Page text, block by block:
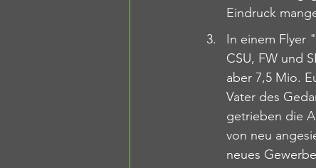
Eindruck
In einem Flyer
CSU, FW und
aber 7,5 Mio.
Vater des
getrieben die
von neu
neues